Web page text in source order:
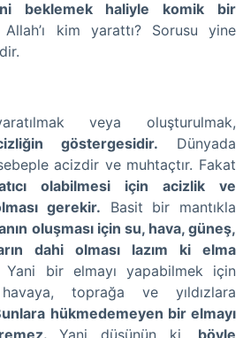
beklemek haliyle komik bir
kim yarattı? Sorusu yine
veya oluşturulmak,
göstergesidir. Dünyada
acizdir ve muhtaçtır. Fakat
olabilmesi için acizlik ve
gerekir. Basit bir mantıkla
oluşması için su, hava, güneş,
dahi olması lazım ki elma
Yani bir elmayı yapabilmek için
toprağa ve yıldızlara
hükmedemeyen bir elmayı
Yani düşünün ki, böyle